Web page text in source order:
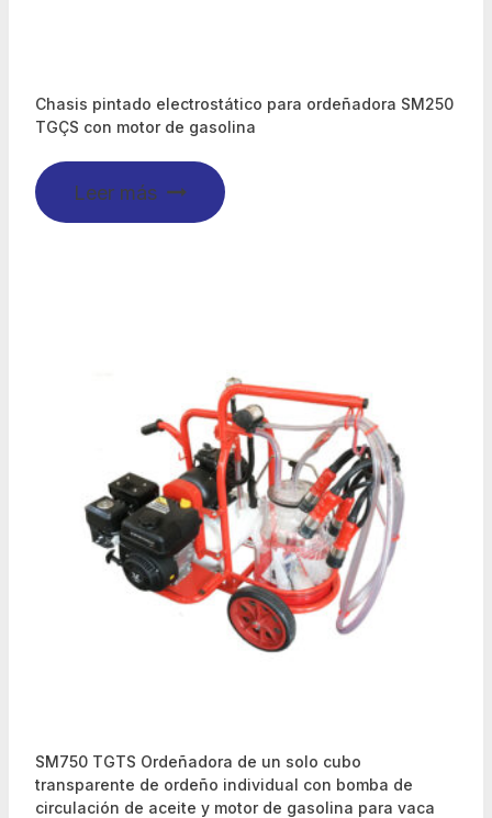
Chasis pintado electrostático para ordeñadora SM250
TGÇS con motor de gasolina
Leer más
SM750 TGTS Ordeñadora de un solo cubo
transparente de ordeño individual con bomba de
circulación de aceite y motor de gasolina para vaca